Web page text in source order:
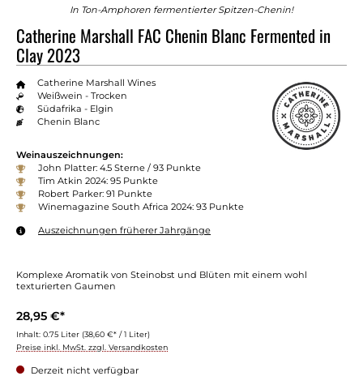
In Ton-Amphoren fermentierter Spitzen-Chenin!
Catherine Marshall FAC Chenin Blanc Fermented in
Clay 2023
Catherine Marshall Wines
Weißwein - Trocken
Südafrika - Elgin
Chenin Blanc
Weinauszeichnungen:
John Platter: 4.5 Sterne / 93 Punkte
Tim Atkin 2024: 95 Punkte
Robert Parker: 91 Punkte
Winemagazine South Africa 2024: 93 Punkte
Auszeichnungen früherer Jahrgänge
Komplexe Aromatik von Steinobst und Blüten mit einem wohl
texturierten Gaumen
28,95 €*
Inhalt: 0.75 Liter (38,60 €* / 1 Liter)
Preise inkl. MwSt. zzgl. Versandkosten
Derzeit nicht verfügbar